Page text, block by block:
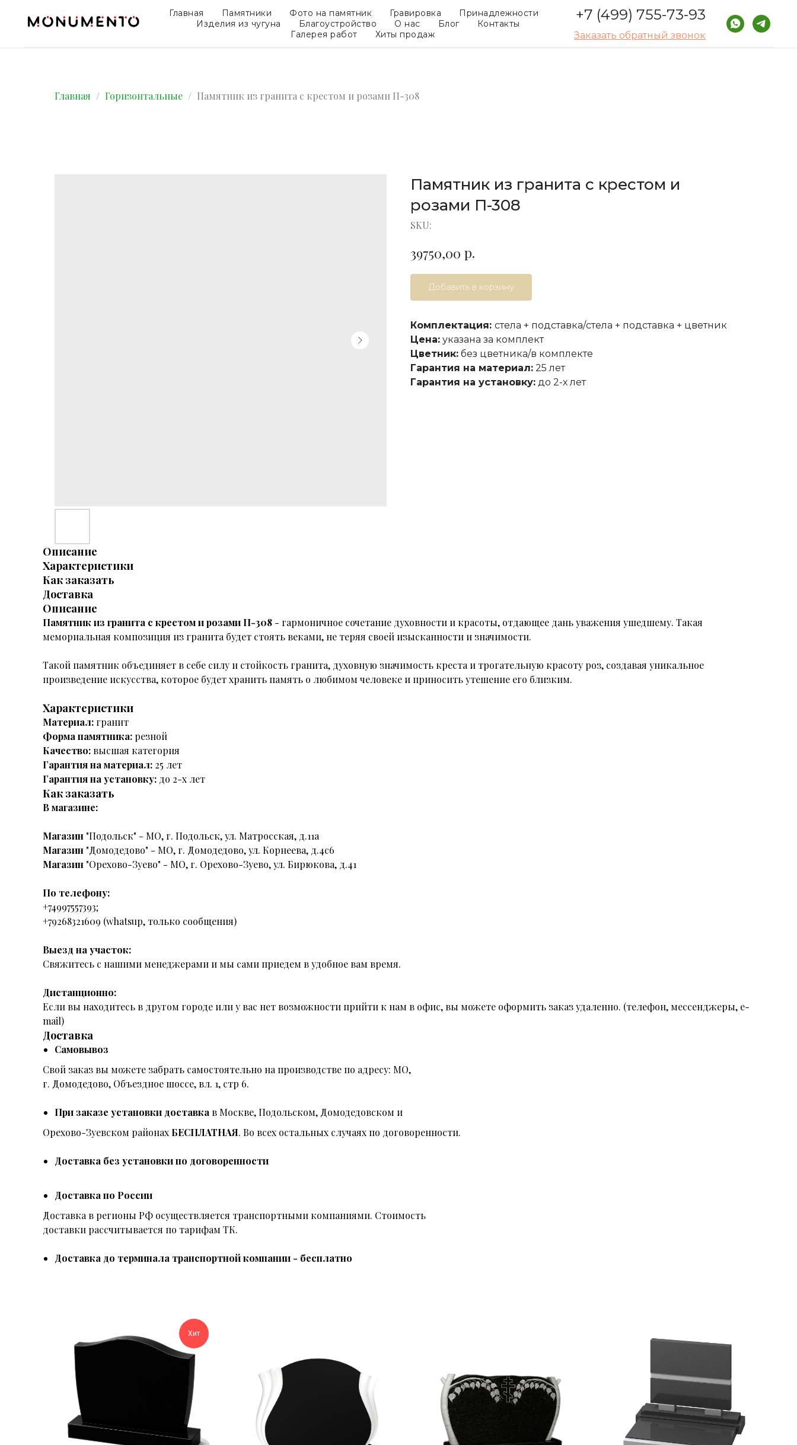
Главная Памятники Фото на памятник Гравировка
Принадлежности
Изделия из чугуна
Благоустройство О нас Блог
Контакты
Галерея работ
Хиты продаж
+7 (499) 755-73-93
Заказать обратный звонок
Главная Горизонтальные Памятник из гранита с крестом и розами П-308
Памятник из гранита с крестом и
розами П-308
SKU:
39750,00 р.
Добавить в корзину
Комплектация: стела + подставка/стела + подставка + цветник
Цена: указана за комплект
Цветник: без цветника/в комплекте
Гарантия на материал: 25 лет
Гарантия на установку: до 2-х лет
Описание
Характеристики
Как заказать
Доставка
Описание
Памятник из гранита с крестом и розами П-308 - гармоничное сочетание духовности и красоты, отдающее дань уважения ушедшему. Такая
мемориальная композиция из гранита будет стоять веками, не теряя своей изысканности и значимости.
Такой памятник объединяет в себе силу и стойкость гранита, духовную значимость креста и трогательную красоту роз, создавая уникальное
произведение искусства, которое будет хранить память о любимом человеке и приносить утешение его близким.
Характеристики
Материал: гранит
Форма памятника: резной
Качество: высшая категория
Гарантия на материал: 25 лет
Гарантия на установку: до 2-х лет
Как заказать
В магазине:
Магазин "Подольск" - МО, г. Подольск, ул. Матросская, д.11а
Магазин "Домодедово" - МО, г. Домодедово, ул. Корнеева, д.4с6
Магазин "Орехово-Зуево" - МО, г. Орехово-Зуево, ул. Бирюкова, д.41
По телефону:
+74997557393;
+79268321609 (whatsup, только сообщения)
Выезд на участок:
Свяжитесь с нашими менеджерами и мы сами приедем в удобное вам время.
Дистанционно:
Если вы находитесь в другом городе или у вас нет возможности прийти к нам в офис, вы можете оформить заказ удаленно. (телефон, мессенджеры, e-
mail)
Доставка
Самовывоз
Свой заказ вы можете забрать самостоятельно на производстве по адресу: МО,
г. Домодедово, Объездное шоссе, вл. 1, стр 6.
При заказе установки доставка в Москве, Подольском, Домодедовском и
Орехово-Зуевском районах БЕСПЛАТНАЯ. Во всех остальных случаях по договоренности.
Доставка без установки по договоренности
Доставка по России
Доставка в регионы РФ осуществляется транспортными компаниями. Стоимость
доставки рассчитывается по тарифам ТК.
Доставка до терминала транспортной компании - бесплатно
Хит